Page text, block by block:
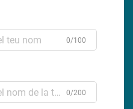
0/100
0/200